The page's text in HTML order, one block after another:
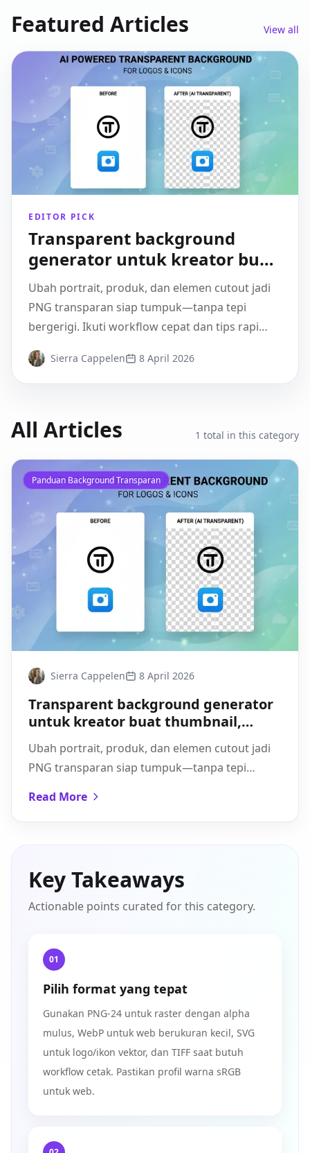
Featured Articles View all
EDITOR PICK
Transparent background
generator untuk kreator buat
thumbnail, cover, dan overlay
yang lebih bersih
Ubah portrait, produk, dan elemen cutout jadi
PNG transparan siap tumpuk—tanpa tepi
bergerigi. Ikuti workflow cepat dan tips rapi
Sierra Cappelen 8 April 2026
All Articles 1 total in this category
Panduan Background Transparan
Sierra Cappelen 8 April 2026
Transparent background generator
untuk kreator buat thumbnail,
Ubah portrait, produk, dan elemen cutout jadi
PNG transparan siap tumpuk—tanpa tepi
Read More
Key Takeaways
Actionable points curated for this category.
01
Pilih format yang tepat
Gunakan PNG-24 untuk raster dengan alpha
mulus, WebP untuk web berukuran kecil, SVG
untuk logo/ikon vektor, dan TIFF saat butuh
workflow cetak. Pastikan profil warna sRGB
untuk web.